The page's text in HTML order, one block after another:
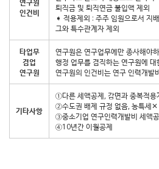
연구원
인건비
퇴직금 및 퇴직연금 불입액 제외
➧ 적용제외 : 주주 임원으로서 지
그와 특수관계자 제외
타업무
겸업
연구원
연구원은 연구업무에만 종사해야
행정 업무를 겸직하는 연구원에
연구원의 인건비는 연구 인력개발
기타사항
①다른 세액공제, 감면과 중복적용
②수도권 배제 규정 없음, 농특세✕
③중소기업 연구인력개발비 세액
④10년간 이월공제